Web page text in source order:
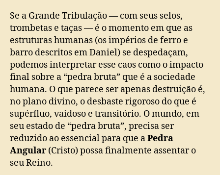
Se a Grande Tribulação — com seus selos,
trombetas e taças — é o momento em que as
estruturas humanas (os impérios de ferro e
barro descritos em Daniel) se despedaçam,
podemos interpretar esse caos como o impacto
final sobre a “pedra bruta” que é a sociedade
humana. O que parece ser apenas destruição é,
no plano divino, o desbaste rigoroso do que é
supérfluo, vaidoso e transitório. O mundo, em
seu estado de “pedra bruta”, precisa ser
reduzido ao essencial para que aPedra
Angular (Cristo) possa finalmente assentar o
seu Reino.